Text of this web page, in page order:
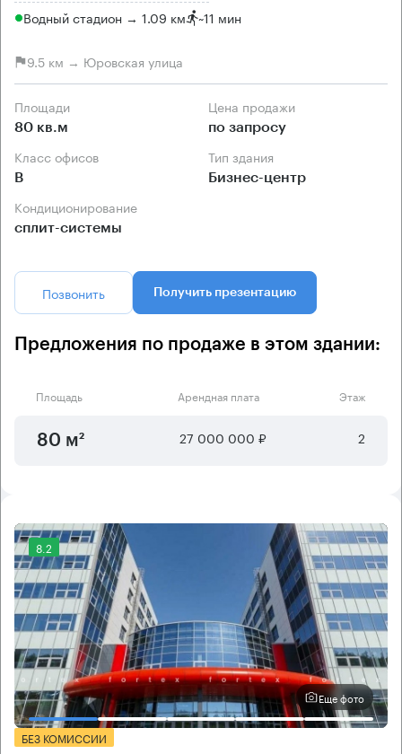
Водный стадион → 1.09 км ~11 мин
9.5 км → Юровская улица
Площади
80 кв.м
Цена продажи
по запросу
Класс офисов
B
Тип здания
Бизнес-центр
Кондиционирование
сплит-системы
Позвонить Получить презентацию
Предложения по продаже в этом здании:
Площадь Арендная плата Этаж
80 м² 27 000 000 ₽ 2
8.2
Еще фото
БЕЗ КОМИССИИ